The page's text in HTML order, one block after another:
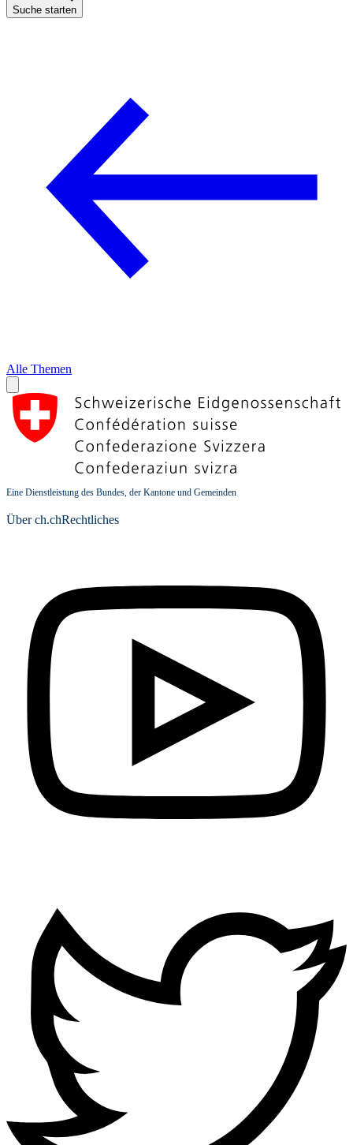
Suche starten
Alle Themen
Eine Dienstleistung des Bundes, der Kantone und Gemeinden
Über ch.chRechtliches